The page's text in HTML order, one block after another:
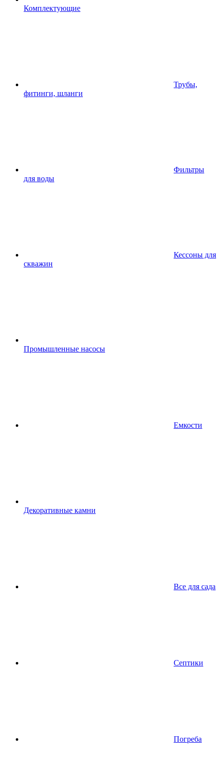
Комплектующие
Трубы,
фитинги, шланги
Фильтры
для воды
Кессоны для
скважин
Промышленные насосы
Емкости
Декоративные камни
Все для сада
Септики
Погреба